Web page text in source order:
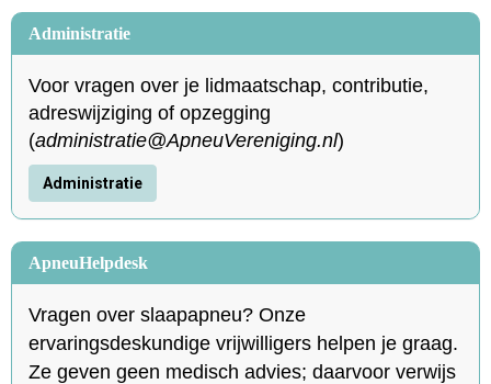
Administratie
Voor vragen over je lidmaatschap, contributie,
adreswijziging of opzegging
(eitartsinimda@ApneuVereniging.nl)
Administratie
ApneuHelpdesk
Vragen over slaapapneu? Onze
ervaringsdeskundige vrijwilligers helpen je graag.
Ze geven geen medisch advies; daarvoor verwijs